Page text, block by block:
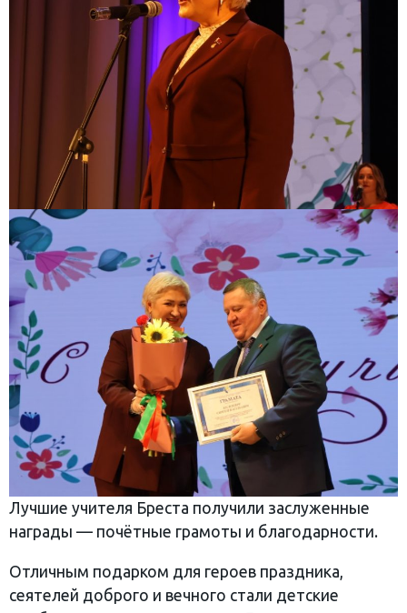
Лучшие учителя Бреста получили заслуженные
награды — почётные грамоты и благодарности.
Отличным подарком для героев праздника,
сеятелей доброго и вечного стали детские